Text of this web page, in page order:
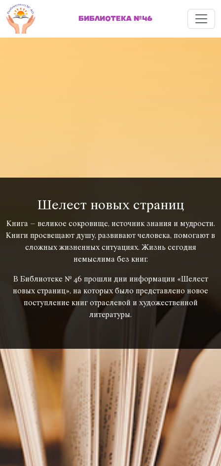
БИБЛИОТЕКА №46 Меню
Шелест новых страниц
Книга – великое сокровище, источник знания и мудрости.
Книги просвещают душу, развивают человека, помогают в
сложных жизненных ситуациях. Жизнь сегодня
немыслима без книг.
В Библиотеке № 46 прошли дни информации «Шелест
новых страниц», на которых было представлено новое
поступление книг отраслевой и художественной
литературы.